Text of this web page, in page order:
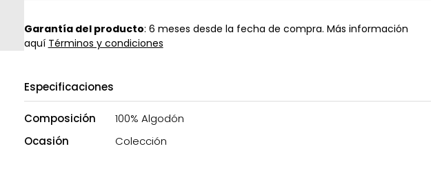
Garantía del producto: 6 meses desde la fecha de compra. Más información
aquí Términos y condiciones
Especificaciones
Composición
100% Algodón
Ocasión
Colección